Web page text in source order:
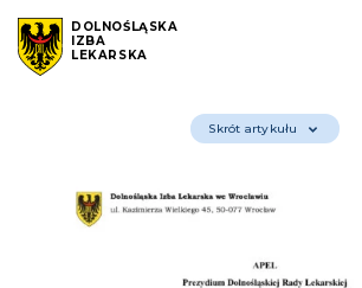
DOLNOŚLĄSKA
IZBA
LEKARSKA
Skrót artykułu